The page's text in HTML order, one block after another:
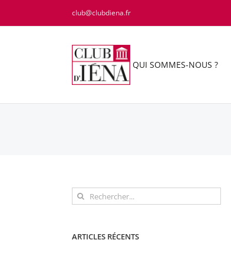
club@clubdiena.fr
QUI SOMMES-NOUS ?
Rechercher:
ARTICLES RÉCENTS